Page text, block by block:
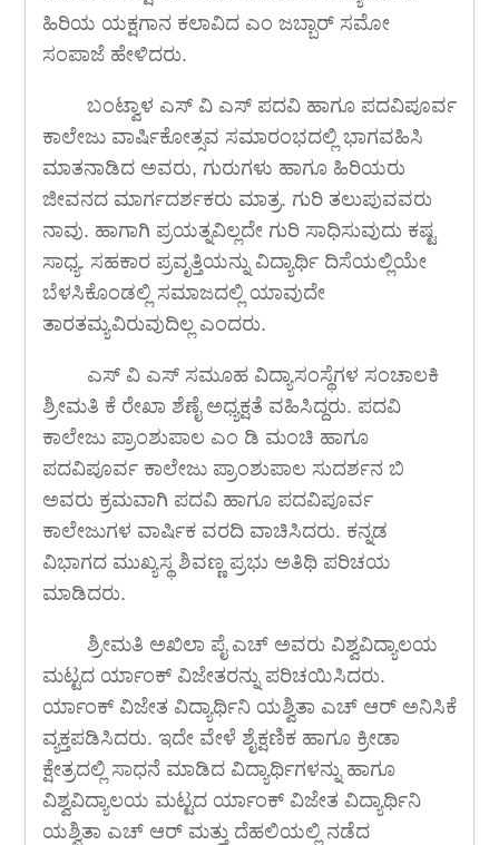
ಹಿರಿಯ ಯಕ್ಷಗಾನ ಕಲಾವಿದ ಎಂ ಜಬ್ಬಾರ್ ಸಮೋ
ಸಂಪಾಜೆ ಹೇಳಿದರು.
ಬಂಟ್ವಾಳ ಎಸ್ ವಿ ಎಸ್ ಪದವಿ ಹಾಗೂ ಪದವಿಪೂರ್ವ
ಕಾಲೇಜು ವಾರ್ಷಿಕೋತ್ಸವ ಸಮಾರಂಭದಲ್ಲಿ ಭಾಗವಹಿಸಿ
ಮಾತನಾಡಿದ ಅವರು, ಗುರುಗಳು ಹಾಗೂ ಹಿರಿಯರು
ಜೀವನದ ಮಾರ್ಗದರ್ಶಕರು ಮಾತ್ರ. ಗುರಿ ತಲುಪುವವರು
ನಾವು. ಹಾಗಾಗಿ ಪ್ರಯತ್ನವಿಲ್ಲದೇ ಗುರಿ ಸಾಧಿಸುವುದು ಕಷ್ಟ
ಸಾಧ್ಯ. ಸಹಕಾರ ಪ್ರವೃತ್ತಿಯನ್ನು ವಿದ್ಯಾರ್ಥಿ ದಿಸೆಯಲ್ಲಿಯೇ
ಬೆಳಸಿಕೊಂಡಲ್ಲಿ ಸಮಾಜದಲ್ಲಿ ಯಾವುದೇ
ತಾರತಮ್ಯವಿರುವುದಿಲ್ಲ ಎಂದರು.
ಎಸ್ ವಿ ಎಸ್ ಸಮೂಹ ವಿದ್ಯಾಸಂಸ್ಥೆಗಳ ಸಂಚಾಲಕಿ
ಶ್ರೀಮತಿ ಕೆ ರೇಖಾ ಶೆಣೈ ಅಧ್ಯಕ್ಷತೆ ವಹಿಸಿದ್ದರು. ಪದವಿ
ಕಾಲೇಜು ಪ್ರಾಂಶುಪಾಲ ಎಂ ಡಿ ಮಂಚಿ ಹಾಗೂ
ಪದವಿಪೂರ್ವ ಕಾಲೇಜು ಪ್ರಾಂಶುಪಾಲ ಸುದರ್ಶನ ಬಿ
ಅವರು ಕ್ರಮವಾಗಿ ಪದವಿ ಹಾಗೂ ಪದವಿಪೂರ್ವ
ಕಾಲೇಜುಗಳ ವಾರ್ಷಿಕ ವರದಿ ವಾಚಿಸಿದರು. ಕನ್ನಡ
ವಿಭಾಗದ ಮುಖ್ಯಸ್ಥ ಶಿವಣ್ಣ ಪ್ರಭು ಅತಿಥಿ ಪರಿಚಯ
ಮಾಡಿದರು.
ಶ್ರೀಮತಿ ಅಖಿಲಾ ಪೈ ಎಚ್ ಅವರು ವಿಶ್ವವಿದ್ಯಾಲಯ
ಮಟ್ಟದ ರ್ಯಾಂಕ್ ವಿಜೇತರನ್ನು ಪರಿಚಯಿಸಿದರು.
ರ್ಯಾಂಕ್ ವಿಜೇತ ವಿದ್ಯಾರ್ಥಿನಿ ಯಶ್ವಿತಾ ಎಚ್ ಆರ್ ಅನಿಸಿಕೆ
ವ್ಯಕ್ತಪಡಿಸಿದರು. ಇದೇ ವೇಳೆ ಶೈಕ್ಷಣಿಕ ಹಾಗೂ ಕ್ರೀಡಾ
ಕ್ಷೇತ್ರದಲ್ಲಿ ಸಾಧನೆ ಮಾಡಿದ ವಿದ್ಯಾರ್ಥಿಗಳನ್ನು ಹಾಗೂ
ವಿಶ್ವವಿದ್ಯಾಲಯ ಮಟ್ಟದ ರ್ಯಾಂಕ್ ವಿಜೇತ ವಿದ್ಯಾರ್ಥಿನಿ
ಯಶ್ವಿತಾ ಎಚ್ ಆರ್ ಮತ್ತು ದೆಹಲಿಯಲ್ಲಿ ನಡೆದ